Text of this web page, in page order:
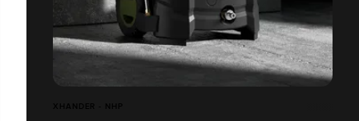
XHANDER - NHP